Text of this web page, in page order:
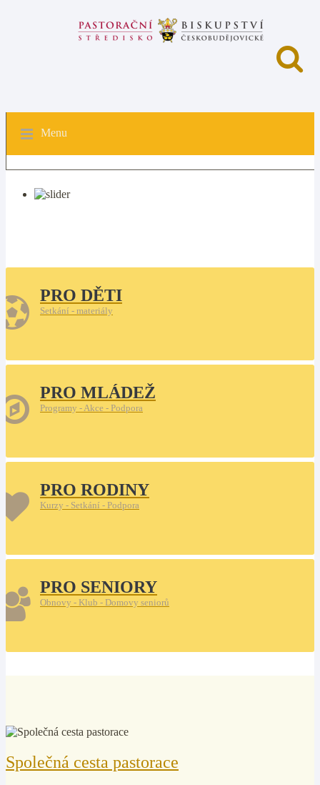
Menu
PRO DĚTI
Setkání - materiály
PRO MLÁDEŽ
Programy - Akce - Podpora
PRO RODINY
Kurzy - Setkání - Podpora
PRO SENIORY
Obnovy - Klub - Domovy seniorů
Společná cesta pastorace